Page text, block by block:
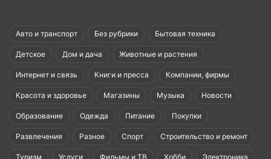
Авто и транспорт Без рубрики Бытовая техника
Детское Дом и дача Животные и растения
Интернет и связь Книги и пресса Компании, фирмы
Красота и здоровье Магазины Музыка Новости
Образование Одежда Питание Покупки
Развлечения Разное Спорт Строительство и ремонт
Туризм Услуги Фильмы и ТВ Хобби Электроника